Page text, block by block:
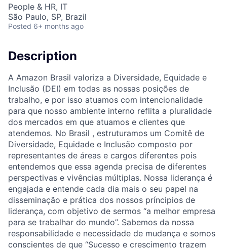
People & HR, IT
São Paulo, SP, Brazil
Posted 6+ months ago
Description
A Amazon Brasil valoriza a Diversidade, Equidade e
Inclusão (DEI) em todas as nossas posições de
trabalho, e por isso atuamos com intencionalidade
para que nosso ambiente interno reflita a pluralidade
dos mercados em que atuamos e clientes que
atendemos. No Brasil , estruturamos um Comitê de
Diversidade, Equidade e Inclusão composto por
representantes de áreas e cargos diferentes pois
entendemos que essa agenda precisa de diferentes
perspectivas e vivências múltiplas. Nossa liderança é
engajada e entende cada dia mais o seu papel na
disseminação e prática dos nossos príncipios de
liderança, com objetivo de sermos “a melhor empresa
para se trabalhar do mundo”. Sabemos da nossa
responsabilidade e necessidade de mudança e somos
conscientes de que “Sucesso e crescimento trazem